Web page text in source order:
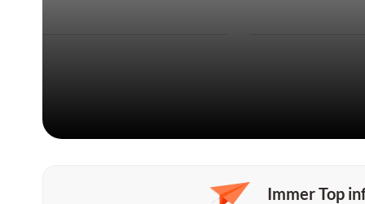
Immer Top